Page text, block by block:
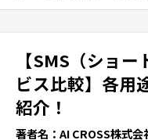
【SMS（ショ
ビス比較】各用
紹介！
著者名：AI CROSS株式会